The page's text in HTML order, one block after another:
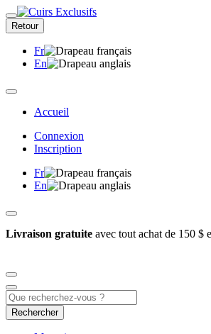
Retour
Fr
En
Accueil
Connexion
Inscription
Fr
En
Livraison gratuite avec tout achat de 150 $
Rechercher